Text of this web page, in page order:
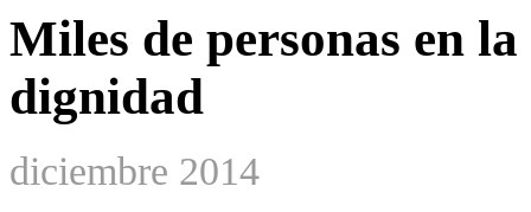
Miles de personas en
dignidad
diciembre 2014